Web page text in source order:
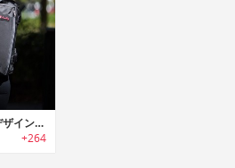
CoPilot｜通勤・旅行用にデザインされた2ウェイバッグ「コーパイロット」
+264